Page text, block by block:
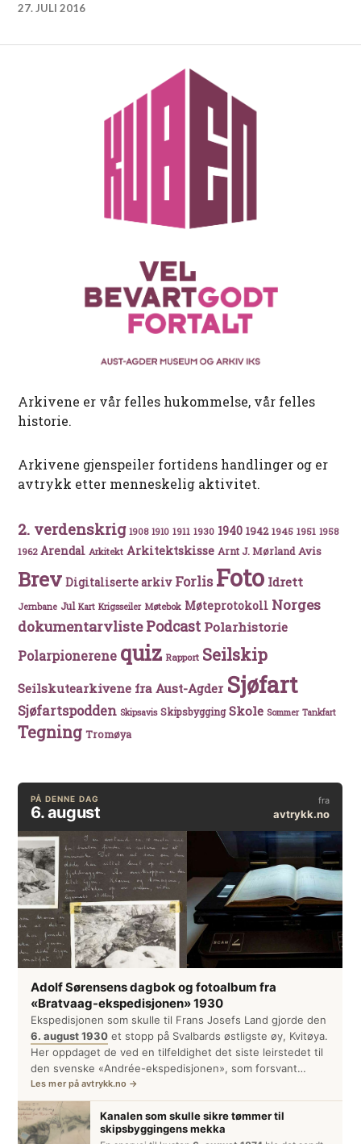
27. JULI 2016
Arkivene er vår felles hukommelse, vår felles
historie.
Arkivene gjenspeiler fortidens handlinger og er
avtrykk etter menneskelig aktivitet.
2. verdenskrig 1908 1910 1911 1930 1940 1942 1945 1951 1958
1962 Arendal Arkitekt Arkitektskisse Arnt J. Mørland Avis
Brev Digitaliserte arkiv Forlis Foto Idrett
Jernbane Jul Kart Krigsseiler Møtebok Møteprotokoll Norges
dokumentarvlistePodcast Polarhistorie
Polarpionerene quiz Rapport Seilskip
Seilskutearkivene fra Aust-Agder Sjøfart
Sjøfartspodden Skipsavis Skipsbygging Skole Sommer Tankfart
Tegning Tromøya